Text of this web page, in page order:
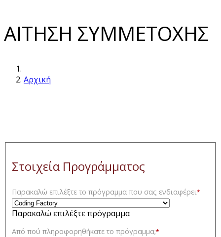
ΑΙΤΗΣΗ ΣΥΜΜΕΤΟΧΗΣ
Αρχική
Στοιχεία Προγράμματος
Παρακαλώ επιλέξτε το πρόγραμμα που σας ενδιαφέρει*
Παρακαλώ επιλέξτε πρόγραμμα
Από πού πληροφορηθήκατε το πρόγραμμα;*